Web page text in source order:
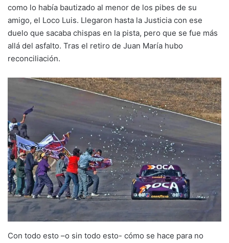
como lo había bautizado al menor de los pibes de su
amigo, el Loco Luis. Llegaron hasta la Justicia con ese
duelo que sacaba chispas en la pista, pero que se fue más
allá del asfalto. Tras el retiro de Juan María hubo
reconciliación.
Con todo esto –o sin todo esto- cómo se hace para no